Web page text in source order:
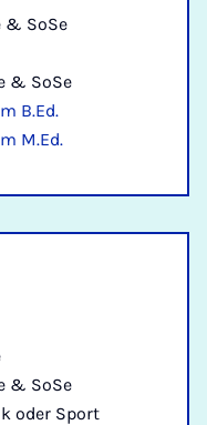
& SoSe
& SoSe
B.Ed.
M.Ed.
& SoSe
oder Sport